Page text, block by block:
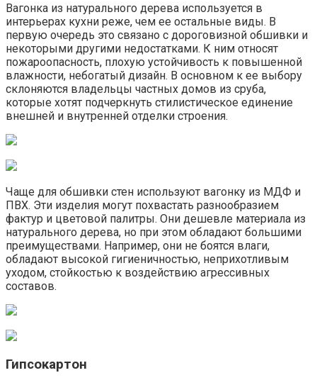
Вагонка из натурального дерева используется в
интерьерах кухни реже, чем ее остальные виды. В
первую очередь это связано с дороговизной обшивки и
некоторыми другими недостатками. К ним относят
пожароопасность, плохую устойчивость к повышенной
влажности, небогатый дизайн. В основном к ее выбору
склоняются владельцы частных домов из сруба,
которые хотят подчеркнуть стилистическое единение
внешней и внутренней отделки строения.
Чаще для обшивки стен используют вагонку из МДФ и
ПВХ. Эти изделия могут похвастать разнообразием
фактур и цветовой палитры. Они дешевле материала из
натурального дерева, но при этом обладают большими
преимуществами. Например, они не боятся влаги,
обладают высокой гигиеничностью, неприхотливым
уходом, стойкостью к воздействию агрессивных
составов.
Гипсокартон